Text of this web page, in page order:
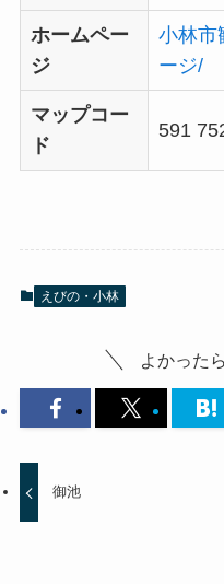
ホームペー
ジ
小林
ージ/
マップコー
ド
591
えびの・小林
よかった
御池